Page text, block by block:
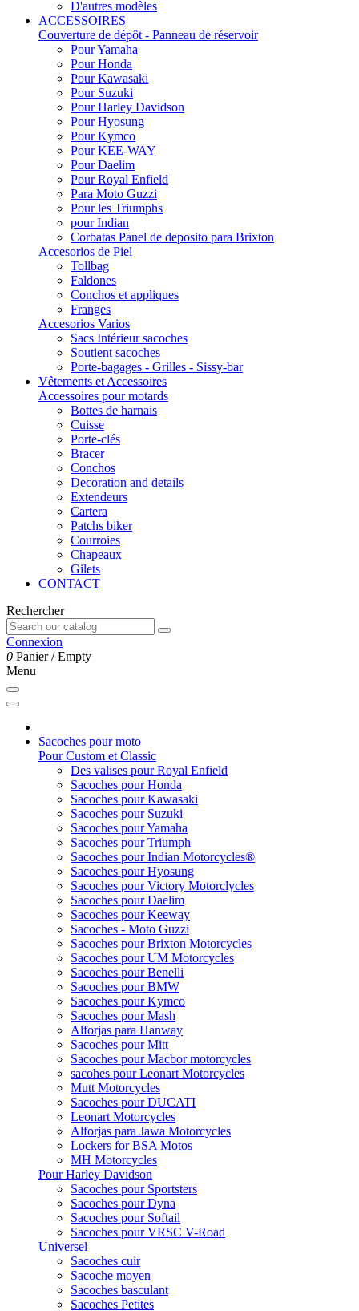
D'autres modèles
ACCESSOIRES
Couverture de dépôt - Panneau de réservoir
Pour Yamaha
Pour Honda
Pour Kawasaki
Pour Suzuki
Pour Harley Davidson
Pour Hyosung
Pour Kymco
Pour KEE-WAY
Pour Daelim
Pour Royal Enfield
Para Moto Guzzi
Pour les Triumphs
pour Indian
Corbatas Panel de deposito para Brixton
Accesorios de Piel
Tollbag
Faldones
Conchos et appliques
Franges
Accesorios Varios
Sacs Intérieur sacoches
Soutient sacoches
Porte-bagages - Grilles - Sissy-bar
Vêtements et Accessoires
Accessoires pour motards
Bottes de harnais
Cuisse
Porte-clés
Bracer
Conchos
Decoration and details
Extendeurs
Cartera
Patchs biker
Courroies
Chapeaux
Gilets
CONTACT
Rechercher
Connexion
0 Panier /Empty
Menu
Sacoches pour moto
Pour Custom et Classic
Des valises pour Royal Enfield
Sacoches pour Honda
Sacoches pour Kawasaki
Sacoches pour Suzuki
Sacoches pour Yamaha
Sacoches pour Triumph
Sacoches pour Indian Motorcycles®
Sacoches pour Hyosung
Sacoches pour Victory Motorclycles
Sacoches pour Daelim
Sacoches pour Keeway
Sacoches - Moto Guzzi
Sacoches pour Brixton Motorcycles
Sacoches pour UM Motorcycles
Sacoches pour Benelli
Sacoches pour BMW
Sacoches pour Kymco
Sacoches pour Mash
Alforjas para Hanway
Sacoches pour Mitt
Sacoches pour Macbor motorcycles
sacohes pour Leonart Motorcycles
Mutt Motorcycles
Sacoches pour DUCATI
Leonart Motorcycles
Alforjas para Jawa Motorcycles
Lockers for BSA Motos
MH Motorcycles
Pour Harley Davidson
Sacoches pour Sportsters
Sacoches pour Dyna
Sacoches pour Softail
Sacoches pour VRSC V-Road
Universel
Sacoches cuir
Sacoche moyen
Sacoches basculant
Sacoches Petites